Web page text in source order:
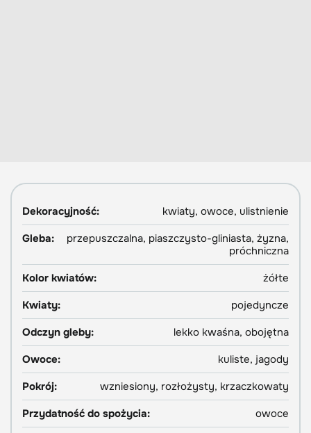
Dekoracyjność:
kwiaty, owoce, ulistnienie
Gleba:
przepuszczalna, piaszczysto-gliniasta, żyzna,
próchniczna
Kolor kwiatów:
żółte
Kwiaty:
pojedyncze
Odczyn gleby:
lekko kwaśna, obojętna
Owoce:
kuliste, jagody
Pokrój:
wzniesiony, rozłożysty, krzaczkowaty
Przydatność do spożycia:
owoce